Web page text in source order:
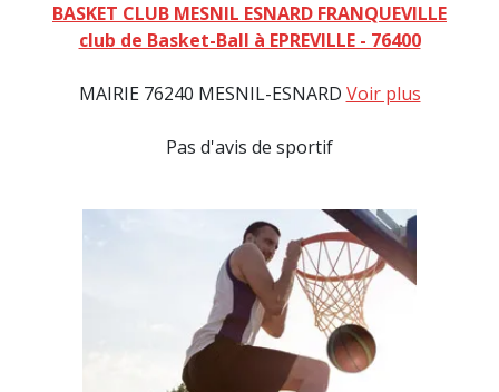
BASKET CLUB MESNIL ESNARD FRANQUEVILLE
club de Basket-Ball à EPREVILLE - 76400
MAIRIE 76240 MESNIL-ESNARD Voir plus
Pas d'avis de sportif